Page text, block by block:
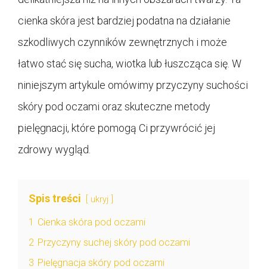
cienka skóra jest bardziej podatna na działanie
szkodliwych czynników zewnętrznych i może
łatwo stać się sucha, wiotka lub łuszcząca się. W
niniejszym artykule omówimy przyczyny suchości
skóry pod oczami oraz skuteczne metody
pielęgnacji, które pomogą Ci przywrócić jej
zdrowy wygląd.
Spis treści ukryj
1 Cienka skóra pod oczami
2 Przyczyny suchej skóry pod oczami
3 Pielęgnacja skóry pod oczami